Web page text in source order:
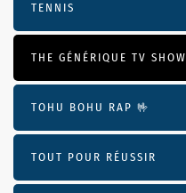
TENNIS
THE GÉNÉRIQUE TV SHOW
TOHU BOHU RAP 🤟
TOUT POUR RÉUSSIR